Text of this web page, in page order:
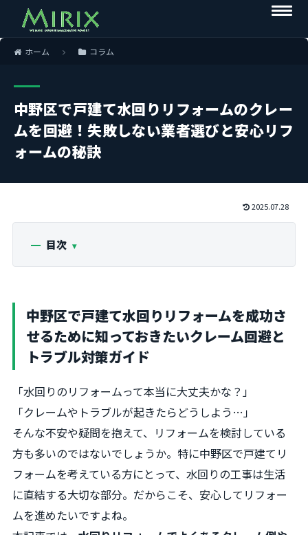
ホーム コラム
中野区で戸建て水回りリフォームのクレー
ムを回避！失敗しない業者選びと安心リフ
ォームの秘訣
2025.07.28
目次
中野区で戸建て水回りリフォームを成功さ
せるために知っておきたいクレーム回避と
トラブル対策ガイド
「水回りのリフォームって本当に大丈夫かな？」
「クレームやトラブルが起きたらどうしよう…」
そんな不安や疑問を抱えて、リフォームを検討している
方も多いのではないでしょうか。特に中野区で戸建てリ
フォームを考えている方にとって、水回りの工事は生活
に直結する大切な部分。だからこそ、安心してリフォー
ムを進めたいですよね。